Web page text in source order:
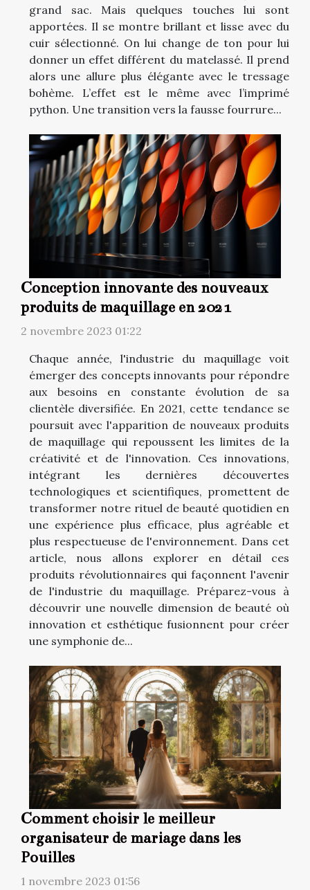
grand sac. Mais quelques touches lui sont
apportées. Il se montre brillant et lisse avec du
cuir sélectionné. On lui change de ton pour lui
donner un effet différent du matelassé. Il prend
alors une allure plus élégante avec le tressage
bohème. L’effet est le même avec l’imprimé
python. Une transition vers la fausse fourrure...
Conception innovante des nouveaux
produits de maquillage en 2021
2 novembre 2023 01:22
Chaque année, l'industrie du maquillage voit
émerger des concepts innovants pour répondre
aux besoins en constante évolution de sa
clientèle diversifiée. En 2021, cette tendance se
poursuit avec l'apparition de nouveaux produits
de maquillage qui repoussent les limites de la
créativité et de l'innovation. Ces innovations,
intégrant les dernières découvertes
technologiques et scientifiques, promettent de
transformer notre rituel de beauté quotidien en
une expérience plus efficace, plus agréable et
plus respectueuse de l'environnement. Dans cet
article, nous allons explorer en détail ces
produits révolutionnaires qui façonnent l'avenir
de l'industrie du maquillage. Préparez-vous à
découvrir une nouvelle dimension de beauté où
innovation et esthétique fusionnent pour créer
une symphonie de...
Comment choisir le meilleur
organisateur de mariage dans les
Pouilles
1 novembre 2023 01:56